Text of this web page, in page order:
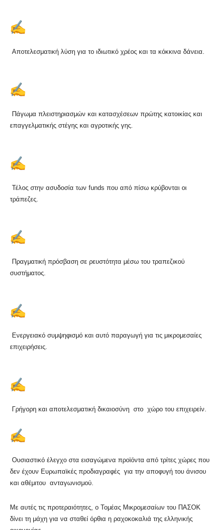
Αποτελεσματική λύση για το ιδιωτικό χρέος και τα κόκκινα δάνεια.
Πάγωμα πλειστηριασμών και κατασχέσεων πρώτης κατοικίας και
επαγγελματικής στέγης και αγροτικής γης.
Τέλος στην ασυδοσία των funds που από πίσω κρύβονται οι
τράπεζες.
Πραγματική πρόσβαση σε ρευστότητα μέσω του τραπεζικού
συστήματος.
Ενεργειακό συμψηφισμό και αυτό παραγωγή για τις μικρομεσαίες
επιχειρήσεις.
Γρήγορη και αποτελεσματική δικαιοσύνη στο χώρο του επιχειρείν.
Ουσιαστικό έλεγχο στα εισαγώμενα προϊόντα από τρίτες χώρες που
δεν έχουν Ευρωπαϊκές προδιαγραφές για την αποφυγή του άνισου
και αθέμιτου ανταγωνισμού.
Με αυτές τις προτεραιότητες, ο Τομέας Μικρομεσαίων του ΠΑΣΟΚ
δίνει τη μάχη για να σταθεί όρθια η ραχοκοκαλιά της ελληνικής